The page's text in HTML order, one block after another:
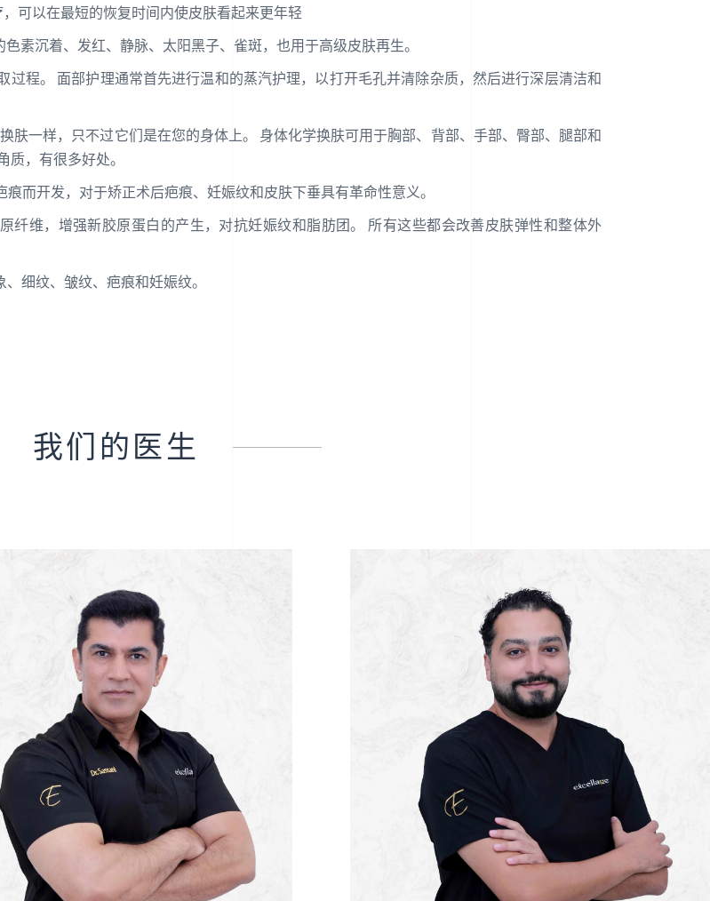
可以在最短的恢复时间内使皮肤看起来更年轻
素沉着、发红、静脉、太阳黑子、雀斑，也用于高级皮肤再生。
过程。 面部护理通常首先进行温和的蒸汽护理，以打开毛孔并清除杂质，然后进行深层清洁和
肤一样，只不过它们是在您的身体上。 身体化学换肤可用于胸部、背部、手部、臀部、腿部和
，有很多好处。
而开发，对于矫正术后疤痕、妊娠纹和皮肤下垂具有革命性意义。
纤维，增强新胶原蛋白的产生，对抗妊娠纹和脂肪团。 所有这些都会改善皮肤弹性和整体外
细纹、皱纹、疤痕和妊娠纹。
我们的医生